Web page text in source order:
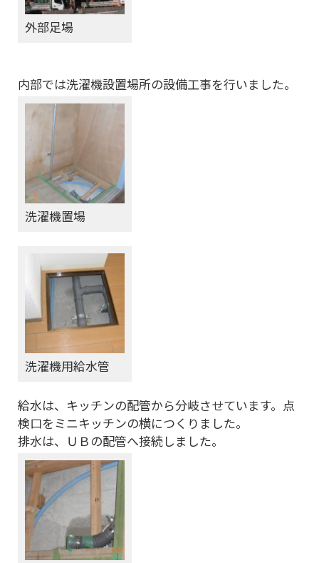
外部足場
内部では洗濯機設置場所の設備工事を行いました。
洗濯機置場
洗濯機用給水管
給水は、キッチンの配管から分岐させています。点
検口をミニキッチンの横につくりました。
排水は、ＵＢの配管へ接続しました。